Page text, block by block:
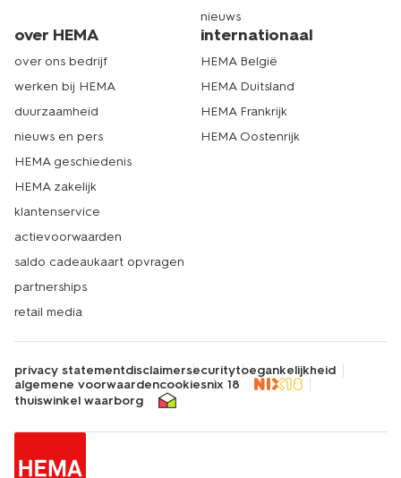
nieuws
over HEMA
over ons bedrijf
werken bij HEMA
duurzaamheid
nieuws en pers
HEMA geschiedenis
HEMA zakelijk
klantenservice
actievoorwaarden
saldo cadeaukaart opvragen
partnerships
retail media
internationaal
HEMA België
HEMA Duitsland
HEMA Frankrijk
HEMA Oostenrijk
privacy statementdisclaimersecuritytoegankelijkheid
algemene voorwaardencookiesnix 18
thuiswinkel waarborg